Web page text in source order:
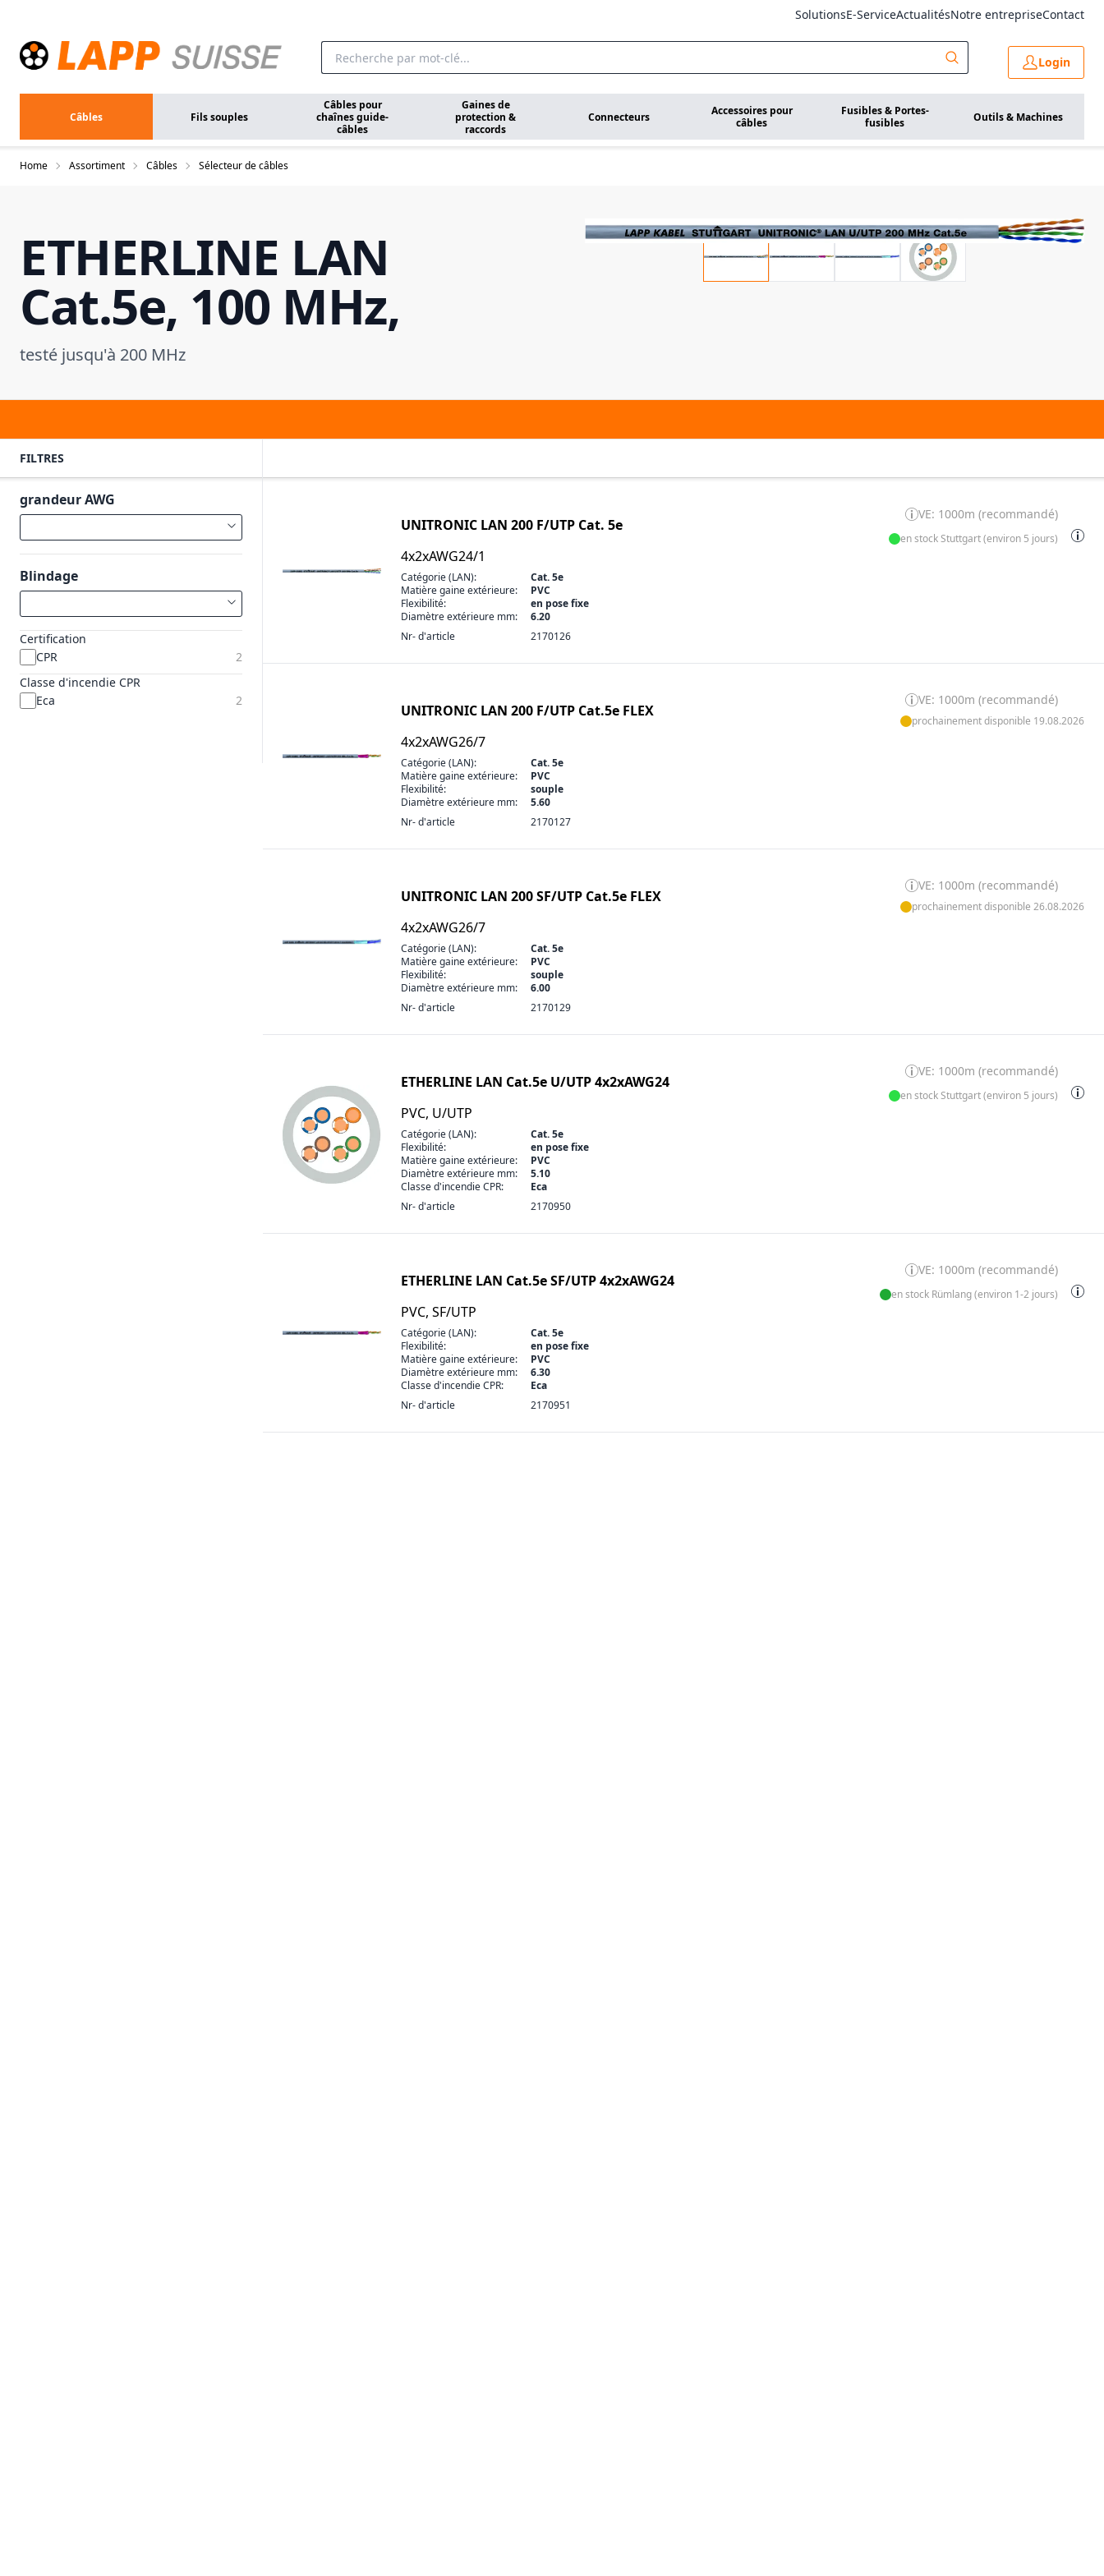
SolutionsE-ServiceActualitésNotre entrepriseContact
Login
Câbles Fils souples
Câbles pour
chaînes guide-
câbles
Gaines de
protection &
raccords
Connecteurs
Accessoires pour
câbles
Fusibles & Portes-
fusibles
Outils & Machines
Home Assortiment Câbles Sélecteur de câbles
ETHERLINE LAN
Cat.5e, 100 MHz,
testé jusqu'à 200 MHz
UNITRONIC LAN 200 F/UTP Cat. 5e
4x2xAWG24/1
Catégorie (LAN):
Cat. 5e
Matière gaine extérieure:
PVC
Flexibilité:
en pose fixe
Diamètre extérieure mm:
6.20
Nr- d'article
2170126
VE: 1000m (recommandé)
en stock Stuttgart (environ 5 jours)
UNITRONIC LAN 200 F/UTP Cat.5e FLEX
4x2xAWG26/7
Catégorie (LAN):
Cat. 5e
Matière gaine extérieure:
PVC
Flexibilité:
souple
Diamètre extérieure mm:
5.60
Nr- d'article
2170127
VE: 1000m (recommandé)
prochainement disponible 19.08.2026
UNITRONIC LAN 200 SF/UTP Cat.5e FLEX
4x2xAWG26/7
Catégorie (LAN):
Cat. 5e
Matière gaine extérieure:
PVC
Flexibilité:
souple
Diamètre extérieure mm:
6.00
Nr- d'article
2170129
VE: 1000m (recommandé)
prochainement disponible 26.08.2026
ETHERLINE LAN Cat.5e U/UTP 4x2xAWG24
PVC, U/UTP
Catégorie (LAN):
Cat. 5e
Flexibilité:
en pose fixe
Matière gaine extérieure:
PVC
Diamètre extérieure mm:
5.10
Classe d'incendie CPR:
Eca
Nr- d'article
2170950
VE: 1000m (recommandé)
en stock Stuttgart (environ 5 jours)
ETHERLINE LAN Cat.5e SF/UTP 4x2xAWG24
PVC, SF/UTP
Catégorie (LAN):
Cat. 5e
Flexibilité:
en pose fixe
Matière gaine extérieure:
PVC
Diamètre extérieure mm:
6.30
Classe d'incendie CPR:
Eca
Nr- d'article
2170951
VE: 1000m (recommandé)
en stock Rümlang (environ 1-2 jours)
FILTRES
grandeur AWG
Blindage
Certification
CPR
2
Classe d'incendie CPR
Eca
2